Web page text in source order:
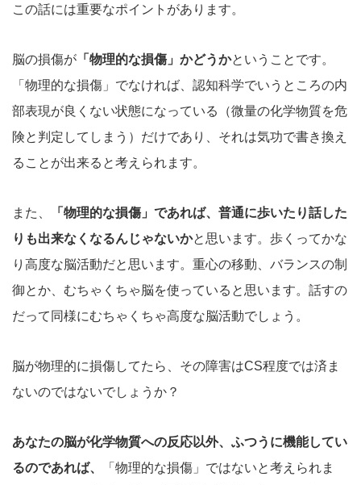
この話には重要なポイントがあります。
脳の損傷が 「物理的な損傷」かどうかということです。
「物理的な損傷」でなければ、認知科学でいうところの内
部表現が良くない状態になっている（微量の化学物質を危
険と判定してしまう）だけであり、それは気功で書き換え
ることが出来ると考えられます。
また、
「物理的な損傷」であれば、普通に歩いたり話した
りも出来なくなるんじゃないかと思います。歩くってかな
り高度な脳活動だと思います。重心の移動、バランスの制
御とか、むちゃくちゃ脳を使っていると思います。話すの
だって同様にむちゃくちゃ高度な脳活動でしょう。
脳が物理的に損傷してたら、その障害はCS程度では済ま
ないのではないでしょうか？
あなたの脳が化学物質への反応以外、ふつうに機能してい
るのであれば、
「物理的な損傷」ではないと考えられま